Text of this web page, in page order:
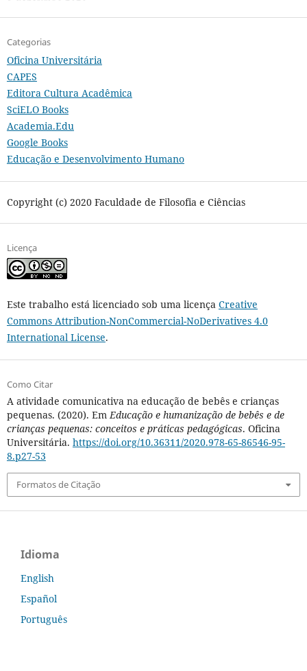
Categorias
Oficina Universitária
CAPES
Editora Cultura Acadêmica
SciELO Books
Academia.Edu
Google Books
Educação e Desenvolvimento Humano
Copyright (c) 2020 Faculdade de Filosofia e Ciências
Licença
Este trabalho está licenciado sob uma licença Creative
Commons Attribution-NonCommercial-NoDerivatives 4.0
International License.
Como Citar
A atividade comunicativa na educação de bebês e crianças
pequenas. (2020). EmEducação e humanização de bebês e de
crianças pequenas: conceitos e práticas pedagógicas. Oficina
Universitária. https://doi.org/10.36311/2020.978-65-86546-95-
8.p27-53
Formatos de Citação
Idioma
English
Español
Português